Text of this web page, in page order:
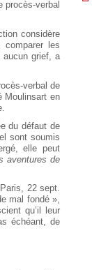
procès-verbal
considère
comparer les
aucun grief, a
verbal de
Moulinsart en
du défaut de
sont soumis
elle peut
aventures de
22 sept.
mal fondé »,
qu’il leur
échéant, de